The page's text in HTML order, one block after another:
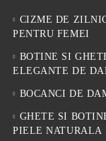
CIZME DE
PENTRU FEMEI
BOTINE SI
ELEGANTE DE
BOCANCI DE
GHETE SI
PIELE NATURALA